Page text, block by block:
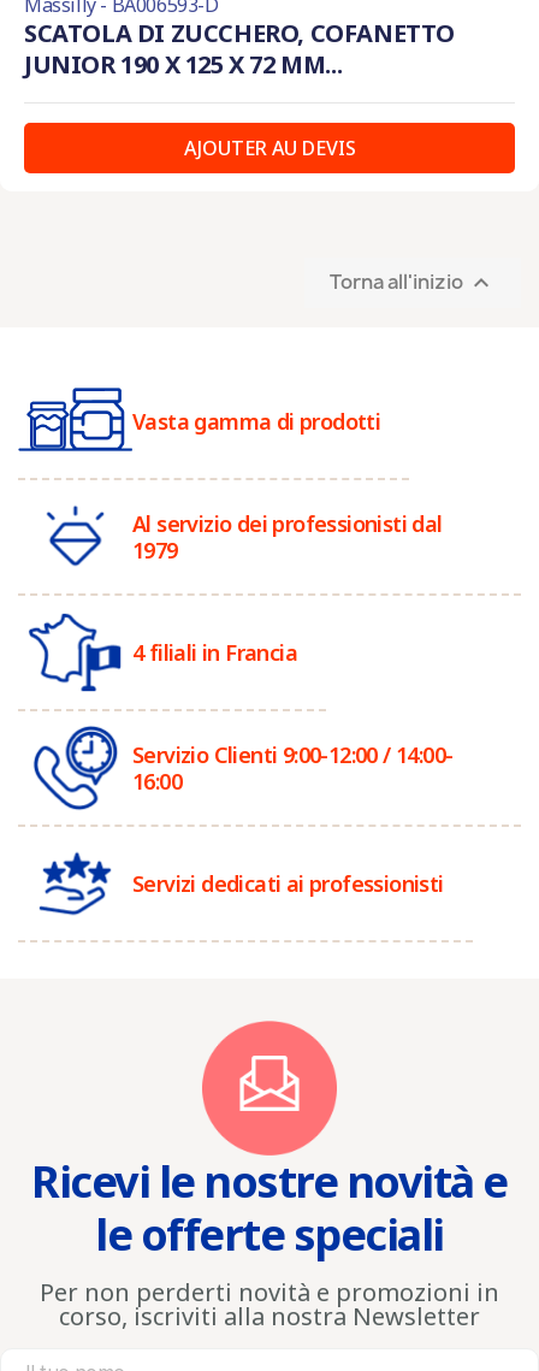
SCATOLA DI ZUCCHERO, COFANETTO
JUNIOR 190 X 125 X 72 MM...
AJOUTER AU DEVIS
Torna all'inizio 
Vasta gamma di prodotti
Al servizio dei professionisti dal
1979
4 filiali in Francia
Servizio Clienti 9:00-12:00 / 14:00-
16:00
Servizi dedicati ai professionisti
Ricevi le nostre novità e
le offerte speciali
Per non perderti novità e promozioni in
corso, iscriviti alla nostra Newsletter